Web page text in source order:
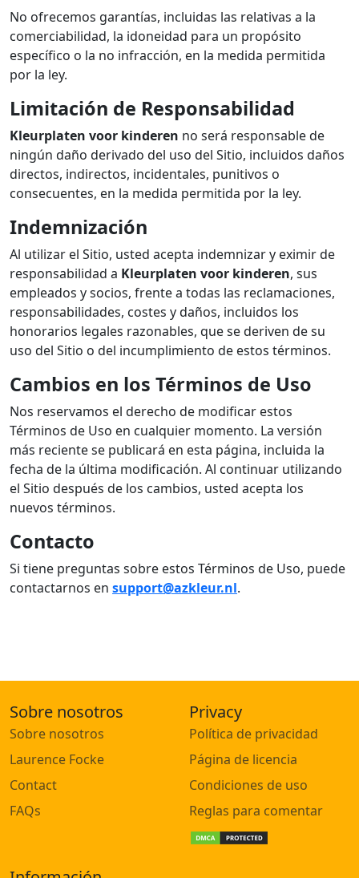
No ofrecemos garantías, incluidas las relativas a la
comerciabilidad, la idoneidad para un propósito
específico o la no infracción, en la medida permitida
por la ley.
Limitación de Responsabilidad
Kleurplaten voor kinderen no será responsable de
ningún daño derivado del uso del Sitio, incluidos daños
directos, indirectos, incidentales, punitivos o
consecuentes, en la medida permitida por la ley.
Indemnización
Al utilizar el Sitio, usted acepta indemnizar y eximir de
responsabilidad a Kleurplaten voor kinderen, sus
empleados y socios, frente a todas las reclamaciones,
responsabilidades, costes y daños, incluidos los
honorarios legales razonables, que se deriven de su
uso del Sitio o del incumplimiento de estos términos.
Cambios en los Términos de Uso
Nos reservamos el derecho de modificar estos
Términos de Uso en cualquier momento. La versión
más reciente se publicará en esta página, incluida la
fecha de la última modificación. Al continuar utilizando
el Sitio después de los cambios, usted acepta los
nuevos términos.
Contacto
Si tiene preguntas sobre estos Términos de Uso, puede
contactarnos en support@azkleur.nl.
Sobre nosotros
Sobre nosotros
Laurence Focke
Contact
FAQs
Privacy
Política de privacidad
Página de licencia
Condiciones de uso
Reglas para comentar